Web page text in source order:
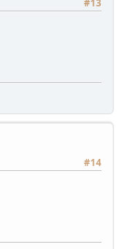
#13
#14